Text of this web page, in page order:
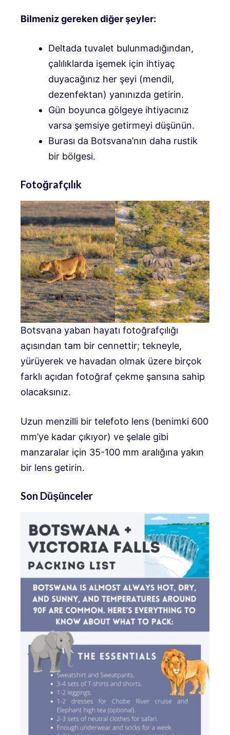
Bilmeniz gereken diğer şeyler:
Deltada tuvalet bulunmadığından,
çalılıklarda işemek için ihtiyaç
duyacağınız her şeyi (mendil,
dezenfektan) yanınızda getirin.
Gün boyunca gölgeye ihtiyacınız
varsa şemsiye getirmeyi düşünün.
Burası da Botsvana’nın daha rustik
bir bölgesi.
Fotoğrafçılık
Botsvana yaban hayatı fotoğrafçılığı
açısından tam bir cennettir; tekneyle,
yürüyerek ve havadan olmak üzere birçok
farklı açıdan fotoğraf çekme şansına sahip
olacaksınız.
Uzun menzilli bir telefoto lens (benimki 600
mm’ye kadar çıkıyor) ve şelale gibi
manzaralar için 35-100 mm aralığına yakın
bir lens getirin.
Son Düşünceler